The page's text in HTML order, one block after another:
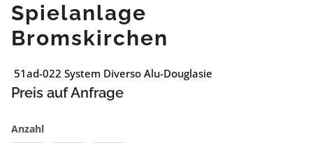
Spielanlage
Bromskirchen
51ad-022 System Diverso Alu-Douglasie
Preis auf Anfrage
Anzahl